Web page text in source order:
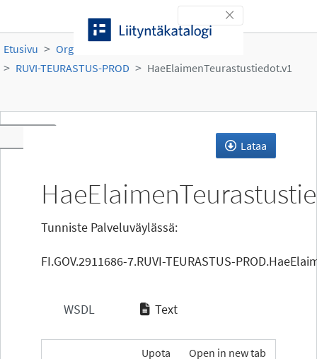
Toggle navigation
Etusivu Organisaatiot
RUVI-TEURASTUS-PROD
HaeElaimenTeurastustiedot.v1
Lataa
Tunniste Palveluväylässä:
FI.GOV.2911686-7.RUVI-TEURASTUS-
WSDL Text
Open in new tab
Upota